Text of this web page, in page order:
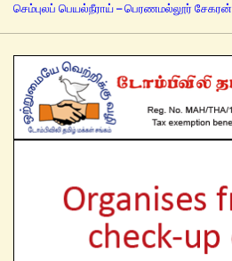
செம்புலப் பெயல்நீராய் – பெரணமல்லூர் சேகரன்